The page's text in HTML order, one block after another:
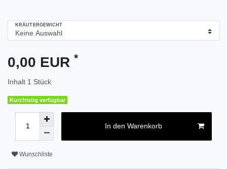
KRÄUTERGEWICHT
0,00 EUR *
Inhalt 1 Stück
Kurzfristig verfügbar
In den Warenkorb
Wunschliste